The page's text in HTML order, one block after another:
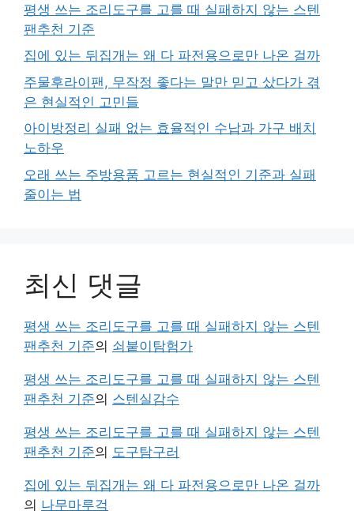
평생 쓰는 조리도구를 고를 때 실패하지 않는 스텐
팬추천 기준
집에 있는 뒤집개는 왜 다 파전용으로만 나온 걸까
주물후라이팬, 무작정 좋다는 말만 믿고 샀다가 겪
은 현실적인 고민들
아이방정리 실패 없는 효율적인 수납과 가구 배치
노하우
오래 쓰는 주방용품 고르는 현실적인 기준과 실패
줄이는 법
최신 댓글
평생 쓰는 조리도구를 고를 때 실패하지 않는 스텐
팬추천 기준의 쇠붙이탐험가
평생 쓰는 조리도구를 고를 때 실패하지 않는 스텐
팬추천 기준의 스텐실감수
평생 쓰는 조리도구를 고를 때 실패하지 않는 스텐
팬추천 기준의 도구탐구러
집에 있는 뒤집개는 왜 다 파전용으로만 나온 걸까
의 나무마루걱